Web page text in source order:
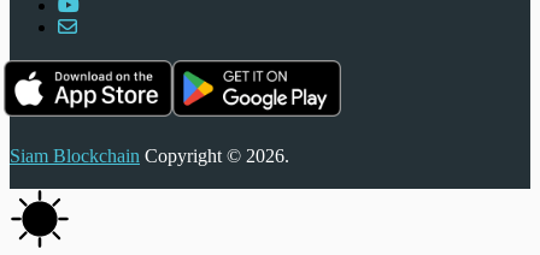
Siam Blockchain Copyright © 2026.